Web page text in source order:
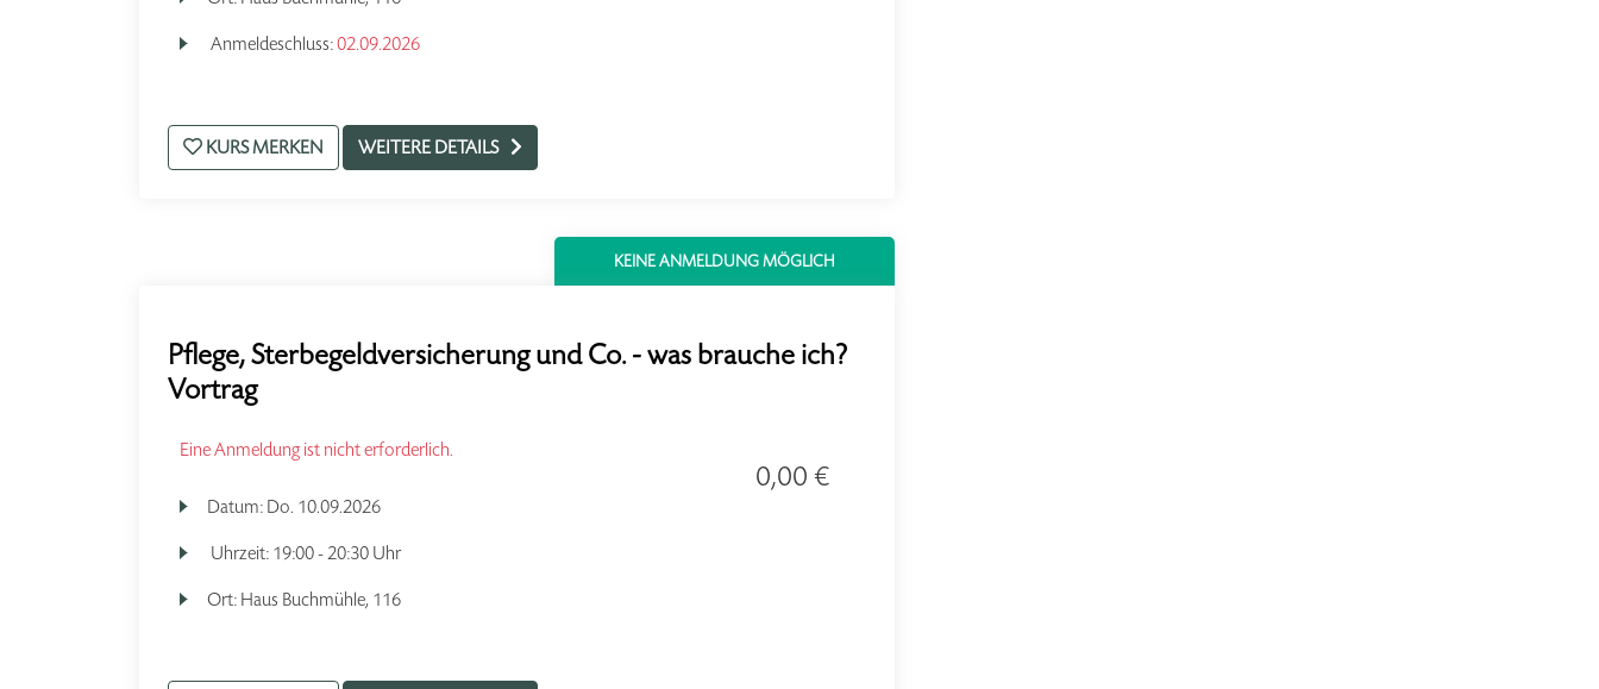
Anmeldeschluss:02.09.2026
KURS MERKEN WEITERE DETAILS
KEINE ANMELDUNG MÖGLICH
Pflege, Sterbegeldversicherung und Co. - was brauche ich?
Vortrag
Eine Anmeldung ist nicht erforderlich.
Datum: Do. 10.09.2026
Uhrzeit: 19:00 - 20:30 Uhr
Ort: Haus Buchmühle, 116
0,00 €